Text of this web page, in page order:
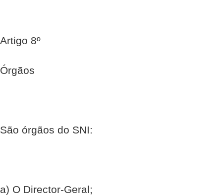
Artigo 8º
Órgãos
São órgãos do SNI:
a) O Director-Geral;